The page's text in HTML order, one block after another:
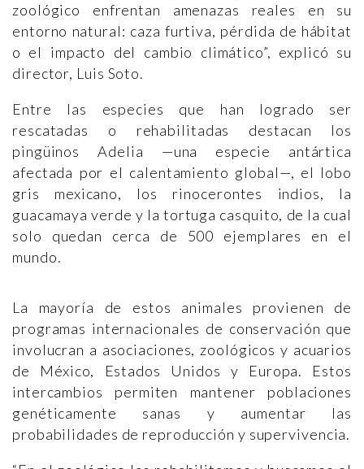
zoológico enfrentan amenazas reales en su
entorno natural: caza furtiva, pérdida de hábitat
o el impacto del cambio climático”, explicó su
director, Luis Soto.
Entre las especies que han logrado ser
rescatadas o rehabilitadas destacan los
pingüinos Adelia —una especie antártica
afectada por el calentamiento global—, el lobo
gris mexicano, los rinocerontes indios, la
guacamaya verde y la tortuga casquito, de la cual
solo quedan cerca de 500 ejemplares en el
mundo.
La mayoría de estos animales provienen de
programas internacionales de conservación que
involucran a asociaciones, zoológicos y acuarios
de México, Estados Unidos y Europa. Estos
intercambios permiten mantener poblaciones
genéticamente sanas y aumentar las
probabilidades de reproducción y supervivencia.